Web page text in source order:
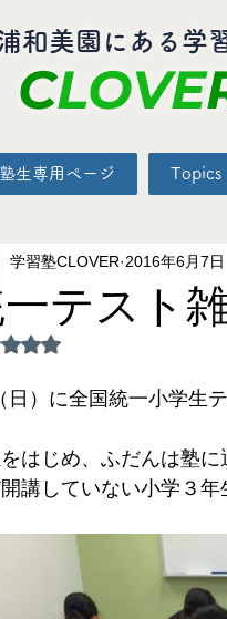
和美園にある学
CLOVE
塾生専用ページ Topics
テスト
学習塾CLOVER 2016年6月7日
5つ星のうちNaNと評価されて
日）に全国統一小学生
はじめ、ふだんは塾に
講していない小学３